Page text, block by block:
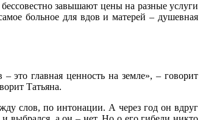
завышают цены на разные услуги
больное для вдов и матерей – душевная
это главная ценность на земле», – говорит
Татьяна.
слов, по интонации. А через год он вдруг